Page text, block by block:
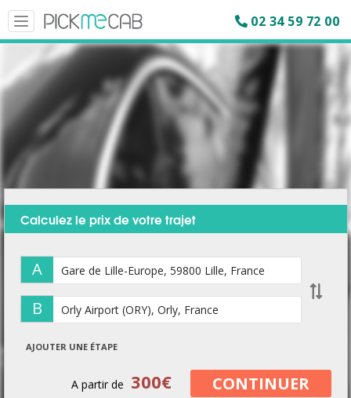
Toggle
navigation
02 34 59 72 00
Calculez le prix de votre trajet
A
B
AJOUTER UNE ÉTAPE
A partir de 300€ CONTINUER